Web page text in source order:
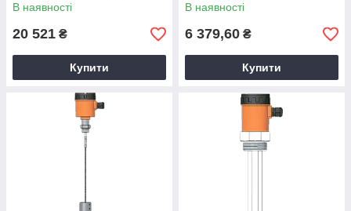
В наявності
20 521 ₴
Купити
В наявності
6 379,60 ₴
Купити